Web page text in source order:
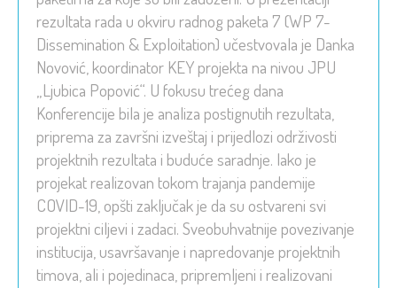
rezultata rada u okviru radnog paketa 7 (WP 7-
Dissemination & Exploitation) učestvovala je Danka
Novović, koordinator KEY projekta na nivou JPU
„Ljubica Popović“. U fokusu trećeg dana
Konferencije bila je analiza postignutih rezultata,
priprema za završni izveštaj i prijedlozi održivosti
projektnih rezultata i buduće saradnje. Iako je
projekat realizovan tokom trajanja pandemije
COVID-19, opšti zaključak je da su ostvareni svi
projektni ciljevi i zadaci. Sveobuhvatnije povezivanje
institucija, usavršavanje i napredovanje projektnih
timova, ali i pojedinaca, pripremljeni i realizovani